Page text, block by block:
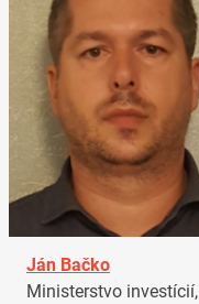
Ján Bačko
Ministerstvo investícií,